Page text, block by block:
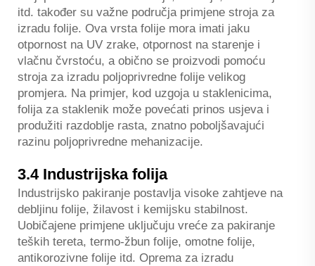
itd. također su važne područja primjene stroja za
izradu folije. Ova vrsta folije mora imati jaku
otpornost na UV zrake, otpornost na starenje i
vlačnu čvrstoću, a obično se proizvodi pomoću
stroja za izradu poljoprivredne folije velikog
promjera. Na primjer, kod uzgoja u staklenicima,
folija za staklenik može povećati prinos usjeva i
produžiti razdoblje rasta, znatno poboljšavajući
razinu poljoprivredne mehanizacije.
3.4 Industrijska folija
Industrijsko pakiranje postavlja visoke zahtjeve na
debljinu folije, žilavost i kemijsku stabilnost.
Uobičajene primjene uključuju vreće za pakiranje
teških tereta, termo-žbun folije, omotne folije,
antikorozivne folije itd. Oprema za izradu